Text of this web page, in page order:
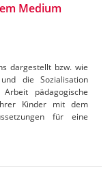
Medium
dargestellt bzw. wie
die Sozialisation
pädagogische
Kinder mit dem
für eine